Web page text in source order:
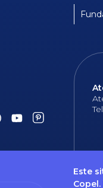
Este